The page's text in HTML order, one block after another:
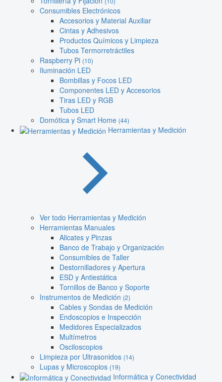
Consumibles Electrónicos
Accesorios y Material Auxiliar
Cintas y Adhesivos
Productos Químicos y Limpieza
Tubos Termorretráctiles
Raspberry Pi (10)
Iluminación LED
Bombillas y Focos LED
Componentes LED y Accesorios
Tiras LED y RGB
Tubos LED
Domótica y Smart Home (44)
Herramientas y Medición
Ver todo Herramientas y Medición
Herramientas Manuales
Alicates y Pinzas
Banco de Trabajo y Organización
Consumibles de Taller
Destornilladores y Apertura
ESD y Antiestática
Tornillos de Banco y Soporte
Instrumentos de Medición (2)
Cables y Sondas de Medición
Endoscopios e Inspección
Medidores Especializados
Multímetros
Osciloscopios
Limpieza por Ultrasonidos (14)
Lupas y Microscopios (19)
Informática y Conectividad